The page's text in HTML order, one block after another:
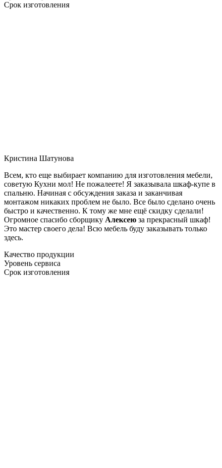
Срок изготовления
Кристина Шатунова
Всем, кто еще выбирает компанию для изготовления мебели,
советую Кухни мол! Не пожалеете! Я заказывала шкаф-купе в
спальню. Начиная с обсуждения заказа и заканчивая
монтажом никаких проблем не было. Все было сделано очень
быстро и качественно. К тому же мне ещё скидку сделали!
Огромное спасибо сборщику Алексею за прекрасный шкаф!
Это мастер своего дела! Всю мебель буду заказывать только
здесь.
Качество продукции
Уровень сервиса
Срок изготовления